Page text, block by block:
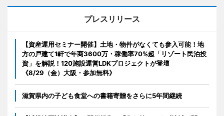
プレスリリース
【資産運用セミナー開催】土地・物件がなくても参入可能！地
方の戸建て1軒で年商3600万・稼働率70%超「リゾート民泊投
資」を解説！120施設運営LDKプロジェクトが登壇
《8/29（金）大阪・参加無料》
滋賀県内の子ども食堂への書籍寄贈をさらに5年間継続